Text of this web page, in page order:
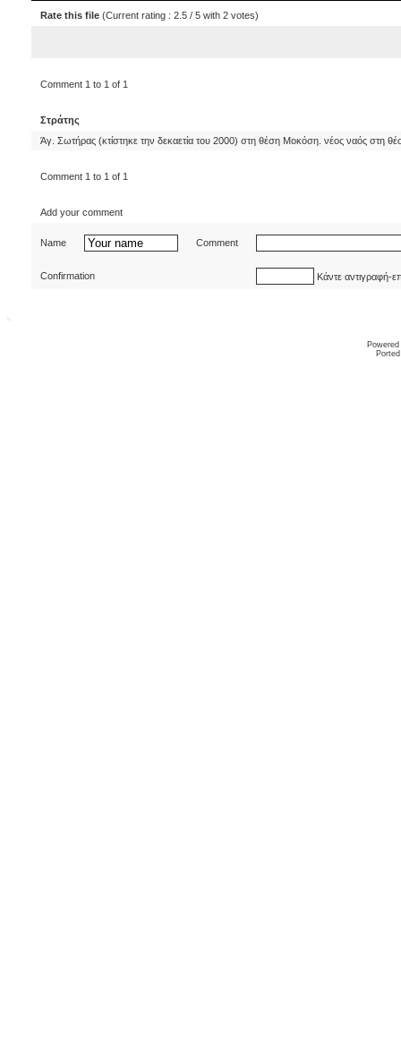
Rate this file (Current rating : 2.5 / 5 with 2 votes)
Comment 1 to 1 of 1
Στράτης
Άγ. Σωτήρας (κτίστηκε την δεκαετία του 2000) στη θέση Μοκόση. νέος ναός στη
Comment 1 to 1 of 1
Add your comment
Name Comment
Confirmation Κάντε αντιγραφή-